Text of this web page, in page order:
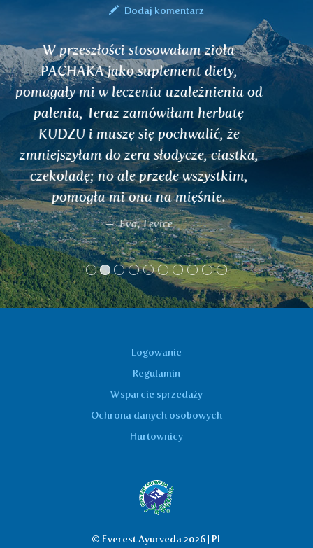
Dodaj komentarz
Kupiłam herbatę PRANA, zależało mi na
zwiększeniu energii życiowej. Efekt jest
niesamowity. Córka, która zobaczyła mój
dobry humor, zaczęła pić tę mieszankę.
Mój mąż też zaczął od PRANY.
Jitka
Logowanie
Regulamin
Wsparcie sprzedaży
Ochrona danych osobowych
Hurtownicy
© Everest Ayurveda 2026 | PL